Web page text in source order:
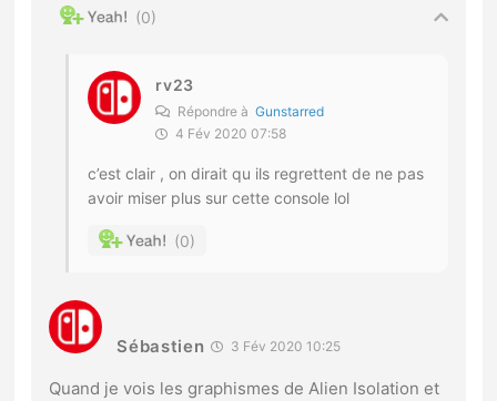
0
rv23
Répondre àGunstarred
4 Fév 2020 07:58
c’est clair , on dirait qu ils regrettent de ne pas
avoir miser plus sur cette console lol
0
Sébastien 3 Fév 2020 10:25
Quand je vois les graphismes de Alien Isolation et